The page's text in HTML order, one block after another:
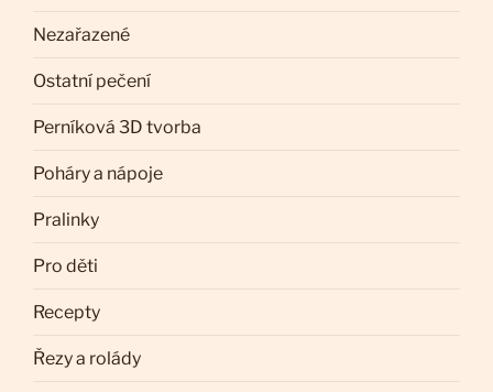
Nezařazené
Ostatní pečení
Perníková 3D tvorba
Poháry a nápoje
Pralinky
Pro děti
Recepty
Řezy a rolády